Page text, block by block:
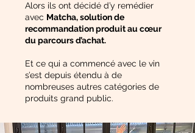
Alors ils ont décidé d’y remédier
avec Matcha, solution de
recommandation produit au cœur
du parcours d’achat.
Et ce qui a commencé avec le vin
s’est depuis étendu à de
nombreuses autres catégories de
produits grand public.